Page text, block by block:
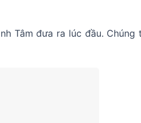
Tâm đưa ra lúc đầu. Chúng